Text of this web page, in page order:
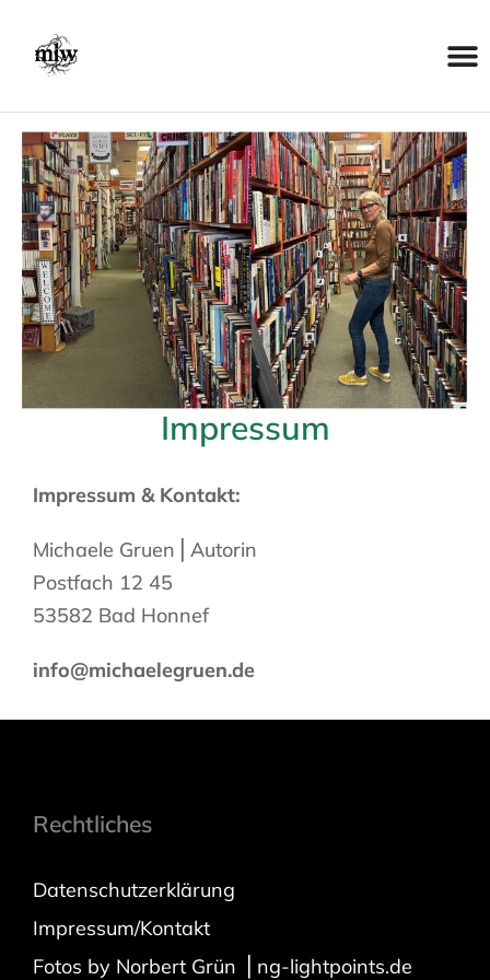
Impressum
Impressum & Kontakt:
Michaele Gruen⎪Autorin
Postfach 12 45
53582 Bad Honnef
info@michaelegruen.de
Rechtliches
Datenschutzerklärung
Impressum/Kontakt
Fotos by Norbert Grün ⎪ng-lightpoints.de